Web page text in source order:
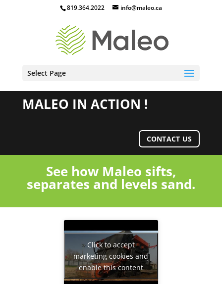
819.364.2022 info@maleo.ca
Select Page
MALEO IN ACTION !
CONTACT US
See how Maleo sifts,
separates and levels sand.
Click to accept
marketing cookies and
enable this content